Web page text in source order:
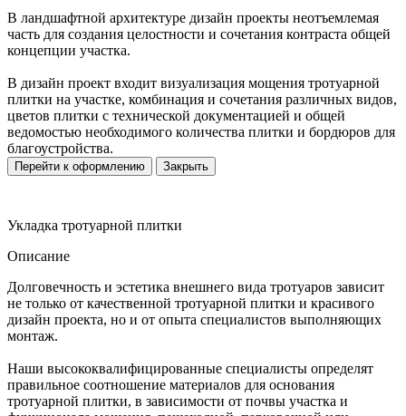
В ландшафтной архитектуре дизайн проекты неотъемлемая
часть для создания целостности и сочетания контраста общей
концепции участка.
В дизайн проект входит визуализация мощения тротуарной
плитки на участке, комбинация и сочетания различных видов,
цветов плитки с технической документацией и общей
ведомостью необходимого количества плитки и бордюров для
благоустройства.
Перейти к оформлению Закрыть
Укладка тротуарной плитки
Описание
Долговечность и эстетика внешнего вида тротуаров зависит
не только от качественной тротуарной плитки и красивого
дизайн проекта, но и от опыта специалистов выполняющих
монтаж.
Наши высококвалифицированные специалисты определят
правильное соотношение материалов для основания
тротуарной плитки, в зависимости от почвы участка и